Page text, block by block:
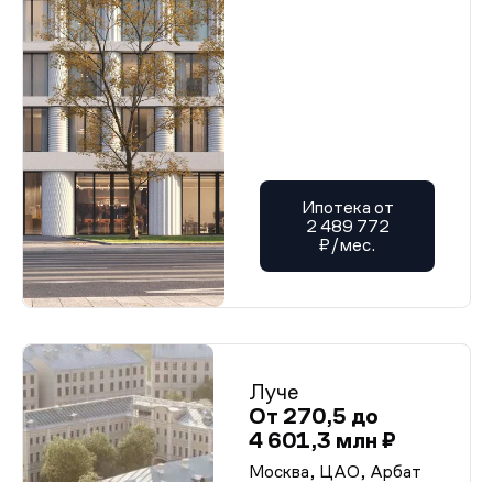
Ипотека от
2 489 772
₽/мес.
Луче
От 270,5 до
4 601,3 млн ₽
Москва, ЦАО, Арбат